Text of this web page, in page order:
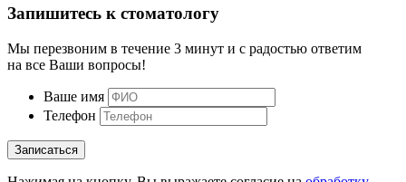
Запишитесь к стоматологу
Мы перезвоним в течение 3 минут и с радостью ответим
на все Ваши вопросы!
Ваше имя
Телефон
Записаться